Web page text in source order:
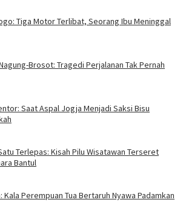
Tiga Motor Terlibat, Seorang Ibu Meninggal
Brosot: Tragedi Perjalanan Tak Pernah
Saat Aspal Jogja Menjadi Saksi Bisu
Terlepas: Kisah Pilu Wisatawan Terseret
Bantul
Kala Perempuan Tua Bertaruh Nyawa Padamkan